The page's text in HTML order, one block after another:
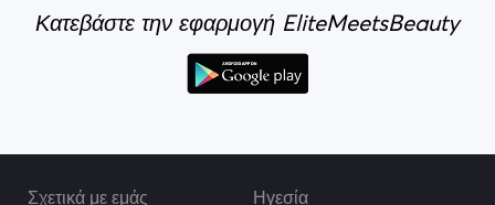
Κατεβάστε την εφαρμογή EliteMeetsBeauty
Σχετικά με εμάς Ηγεσία